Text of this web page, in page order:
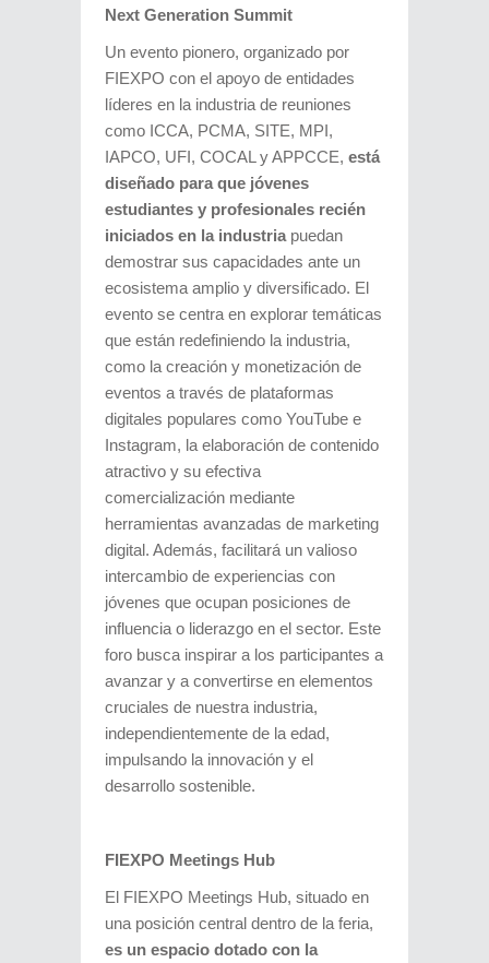
Next Generation Summit
Un evento pionero, organizado por
FIEXPO con el apoyo de entidades
líderes en la industria de reuniones
como ICCA, PCMA, SITE, MPI,
IAPCO, UFI, COCAL y APPCCE, está
diseñado para que jóvenes
estudiantes y profesionales recién
iniciados en la industria puedan
demostrar sus capacidades ante un
ecosistema amplio y diversificado. El
evento se centra en explorar temáticas
que están redefiniendo la industria,
como la creación y monetización de
eventos a través de plataformas
digitales populares como YouTube e
Instagram, la elaboración de contenido
atractivo y su efectiva
comercialización mediante
herramientas avanzadas de marketing
digital. Además, facilitará un valioso
intercambio de experiencias con
jóvenes que ocupan posiciones de
influencia o liderazgo en el sector. Este
foro busca inspirar a los participantes a
avanzar y a convertirse en elementos
cruciales de nuestra industria,
independientemente de la edad,
impulsando la innovación y el
desarrollo sostenible.
FIEXPO Meetings Hub
El FIEXPO Meetings Hub, situado en
una posición central dentro de la feria,
es un espacio dotado con la